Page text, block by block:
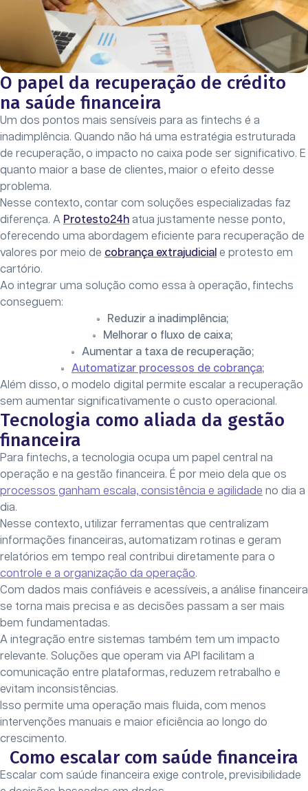
O papel da recuperação de crédito
na saúde financeira
Um dos pontos mais sensíveis para as fintechs é a
inadimplência. Quando não há uma estratégia estruturada
de recuperação, o impacto no caixa pode ser significativo. E
quanto maior a base de clientes, maior o efeito desse
problema.
Nesse contexto, contar com soluções especializadas faz
diferença. A Protesto24h atua justamente nesse ponto,
oferecendo uma abordagem eficiente para recuperação de
valores por meio de cobrança extrajudicial e protesto em
cartório.
Ao integrar uma solução como essa à operação, fintechs
conseguem:
Reduzir a inadimplência;
Melhorar o fluxo de caixa;
Aumentar a taxa de recuperação;
Automatizar processos de cobrança;
Além disso, o modelo digital permite escalar a recuperação
sem aumentar significativamente o custo operacional.
Tecnologia como aliada da gestão
financeira
Para fintechs, a tecnologia ocupa um papel central na
operação e na gestão financeira. É por meio dela que os
processos ganham escala, consistência e agilidade no dia a
dia.
Nesse contexto, utilizar ferramentas que centralizam
informações financeiras, automatizam rotinas e geram
relatórios em tempo real contribui diretamente para o
controle e a organização da operação.
Com dados mais confiáveis e acessíveis, a análise financeira
se torna mais precisa e as decisões passam a ser mais
bem fundamentadas.
A integração entre sistemas também tem um impacto
relevante. Soluções que operam via API facilitam a
comunicação entre plataformas, reduzem retrabalho e
evitam inconsistências.
Isso permite uma operação mais fluida, com menos
intervenções manuais e maior eficiência ao longo do
crescimento.
Como escalar com saúde financeira
Escalar com saúde financeira exige controle, previsibilidade